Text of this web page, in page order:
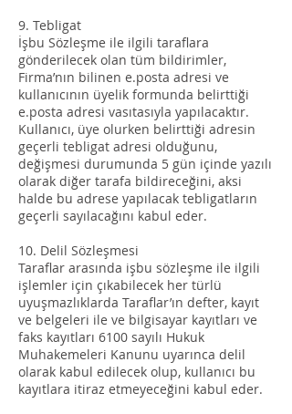
9. Tebligat
İşbu Sözleşme ile ilgili taraflara
gönderilecek olan tüm bildirimler,
Firma’nın bilinen e.posta adresi ve
kullanıcının üyelik formunda belirttiği
e.posta adresi vasıtasıyla yapılacaktır.
Kullanıcı, üye olurken belirttiği adresin
geçerli tebligat adresi olduğunu,
değişmesi durumunda 5 gün içinde yazılı
olarak diğer tarafa bildireceğini, aksi
halde bu adrese yapılacak tebligatların
geçerli sayılacağını kabul eder.
10. Delil Sözleşmesi
Taraflar arasında işbu sözleşme ile ilgili
işlemler için çıkabilecek her türlü
uyuşmazlıklarda Taraflar’ın defter, kayıt
ve belgeleri ile ve bilgisayar kayıtları ve
faks kayıtları 6100 sayılı Hukuk
Muhakemeleri Kanunu uyarınca delil
olarak kabul edilecek olup, kullanıcı bu
kayıtlara itiraz etmeyeceğini kabul eder.